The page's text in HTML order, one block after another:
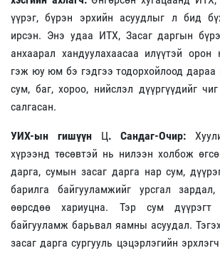
үүрэг, бүрэн эрхийн асуудлыг л бид
ирсэн. Энэ удаа ИТХ, Засаг даргын
анхаарал хандуулахаасаа илүүтэй орон
гэж юу юм бэ гэдгээ тодорхойлоод дараа
сум, баг, хороо, нийслэл дүүргүүдийг
салгасан.
УИХ-ын гишүүн Ц. Сандаг-Очир:
хүрээнд төсөвтэй нь нилээн холбож
дарга, сумын засаг дарга нар сум,
барилга байгууламжийг урсгал
өөрсдөө хариуцна. Тэр сум дүүрэгт
байгууламж барьвал яамны асуудал.
засаг дарга сургууль цэцэрлэгийн